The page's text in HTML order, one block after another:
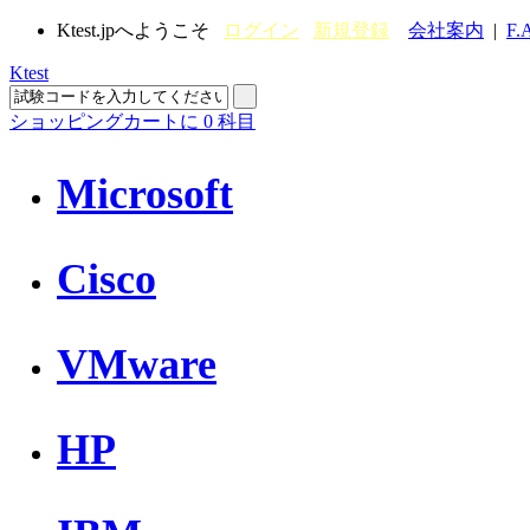
Ktest.jpへようこそ ログイン 新規登録 会社案内 |
Ktest
ショッピングカートに 0 科目
Microsoft
Cisco
VMware
HP